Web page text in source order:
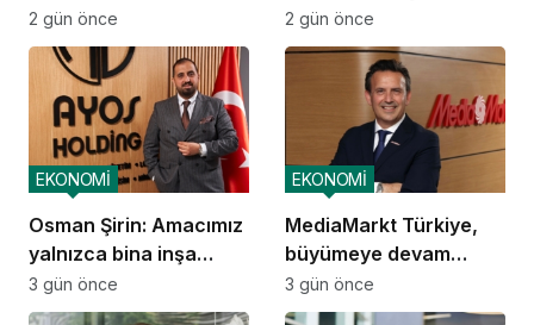
ve dağıtım
operasyonlarına
başladı
2 gün önce
proje
2 gün önce
Osman Şirin: Amacımız
yalnızca bina inşa
etmek değil,
yatırımcısına
EKONOMİ
3 gün önce
MediaMarkt Türkiye,
büyümeye devam
ediyor
EKONOMİ
3 gün önce